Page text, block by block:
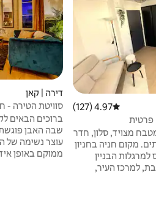
דירוג ממוצע של 4.97 מתוך 5, 127 ביקורות
4.97 (127)
מצויד, סלון, חדר
שינה וחדר מקלחת/שירותים. מקום חניה בחניון
למרגלות הבניין
למרכז העיר,
דירה | קאן
סוויטת הטירה -
שבה האבן פוגשת
עוצר נשימה של
ממוקם באופן